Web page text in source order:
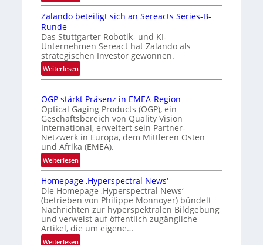
e
n
e
r
k
n
u
n
g
a
t
s
i
r
e
K
o
n
o
l
l
e
I
n
e
r
n
a
o
n
a
V
i
s
i
o
n
N
i
Zalando beteiligt sich an Sereacts Series-B-
Runde
Das Stuttgarter Robotik- und KI-
Unternehmen Sereact hat Zalando als
strategischen Investor gewonnen.
Weiterlesen:
Z
l
a
n
d
o
e
t
e
i
l
i
g
OGP stärkt Präsenz in EMEA-Region
Optical Gaging Products (OGP), ein
Geschäftsbereich von Quality Vision
International, erweitert sein Partner-
Netzwerk in Europa, dem Mittleren Osten
und Afrika (EMEA).
Weiterlesen:
O
G
P
s
t
ä
r
Homepage ‚Hyperspectral News‘
Die Homepage ‚Hyperspectral News‘
(betrieben von Philippe Monnoyer) bündelt
Nachrichten zur hyperspektralen Bildgebung
und verweist auf öffentlich zugängliche
Artikel, die um eigene…
Weiterlesen: